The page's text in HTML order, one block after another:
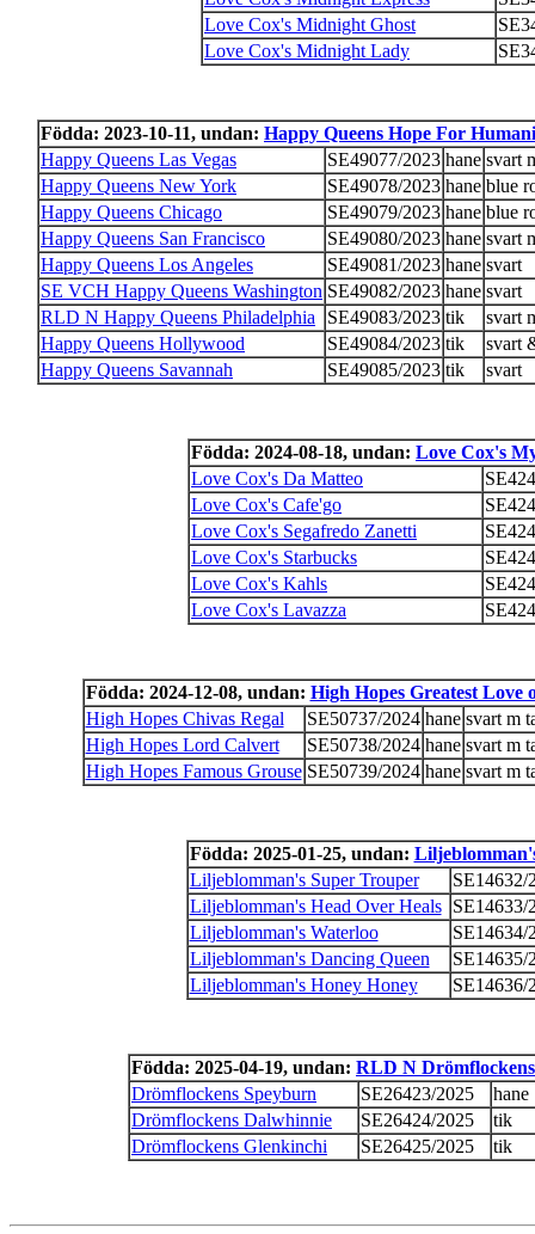
Love Cox's Midnight Ghost
Love Cox's Midnight Lady
Födda: 2023-10-11, undan: Happy Queens Hope For
Happy Queens Las Vegas
SE49077/2023 hane svart
Happy Queens New York
SE49078/2023 hane blue
Happy Queens Chicago
SE49079/2023 hane blue
Happy Queens San Francisco
SE49080/2023 hane svart
Happy Queens Los Angeles
SE49081/2023 hane svart
SE VCH Happy Queens Washington SE49082/2023 hane svart
RLD N Happy Queens Philadelphia
SE49083/2023 tik
svart
Happy Queens Hollywood
SE49084/2023 tik
svart
Happy Queens Savannah
SE49085/2023 tik svart
Födda: 2024-08-18, undan: Love Cox's
Love Cox's Da Matteo
Love Cox's Cafe'go
Love Cox's Segafredo Zanetti
Love Cox's Starbucks
Love Cox's Kahls
Love Cox's Lavazza
Födda: 2024-12-08, undan: High Hopes Greatest Love
High Hopes Chivas Regal
SE50737/2024 hane svart m
High Hopes Lord Calvert
SE50738/2024 hane svart m
High Hopes Famous Grouse SE50739/2024 hane svart m
Födda: 2025-01-25, undan:
Liljeblomman's Super Trouper
SE14632/
Liljeblomman's Head Over Heals
SE14633/
Liljeblomman's Waterloo
SE14634/
Liljeblomman's Dancing Queen
SE14635/
Liljeblomman's Honey Honey
SE14636/
Födda: 2025-04-19, undan: RLD N
Drömflockens Speyburn
SE26423/2025
hane
Drömflockens Dalwhinnie
SE26424/2025
tik
Drömflockens Glenkinchi
SE26425/2025 tik